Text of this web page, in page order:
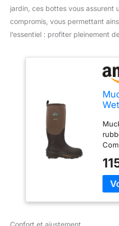
jardin, ces bottes vous assurent
compromis, vous permettant
l’essentiel : profiter pleinement
and
—